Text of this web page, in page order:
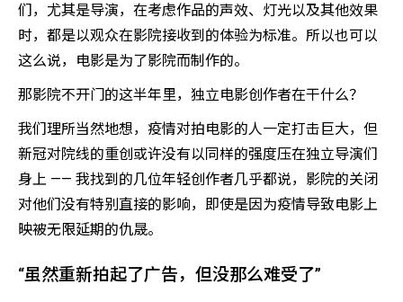
们，尤其是导演，在考虑作品的声效、灯光以及其他效果
时，都是以观众在影院接收到的体验为标准。所以也可以
这么说，电影是为了影院而制作的。
那影院不开门的这半年里，独立电影创作者在干什么？
我们理所当然地想，疫情对拍电影的人一定打击巨大，但
新冠对院线的重创或许没有以同样的强度压在独立导演们
身上 —— 我找到的几位年轻创作者几乎都说，影院的关闭
对他们没有特别直接的影响，即使是因为疫情导致电影上
映被无限延期的仇晟。
“虽然重新拍起了广告，但没那么难受了”